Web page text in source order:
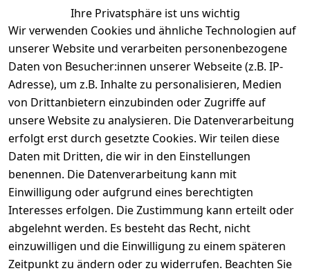
Ihre Privatsphäre ist uns wichtig
Wir verwenden Cookies und ähnliche Technologien auf
unserer Website und verarbeiten personenbezogene
Daten von Besucher:innen unserer Webseite (z.B. IP-
Adresse), um z.B. Inhalte zu personalisieren, Medien
von Drittanbietern einzubinden oder Zugriffe auf
unsere Website zu analysieren. Die Datenverarbeitung
erfolgt erst durch gesetzte Cookies. Wir teilen diese
Daten mit Dritten, die wir in den Einstellungen
benennen. Die Datenverarbeitung kann mit
Einwilligung oder aufgrund eines berechtigten
Interesses erfolgen. Die Zustimmung kann erteilt oder
abgelehnt werden. Es besteht das Recht, nicht
einzuwilligen und die Einwilligung zu einem späteren
Zeitpunkt zu ändern oder zu widerrufen. Beachten Sie
Rechtliches
AGB
Impressum
Datenschutze
rklärung
Barrierefreihe
itserklärung
Widerrufsrec
ht
Über uns
Kontakt
Registrieren
Kataloge zum
Download
Pflege &
Kundendienst
Kiefermöbel
Wir
versenden
mit
Zahle
bequem per